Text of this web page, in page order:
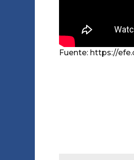
Fuente: https://